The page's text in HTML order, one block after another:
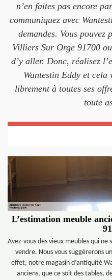
n’en faites pas encore
communiquez avec
demandes. Vous pouvez
Villiers Sur Orge 91700
d’y aller. Donc, réalisez
Wantestin Eddy et cela
librement à toutes ses
toute
L’estimation meuble
Avez-vous des vieux meubles qui ne
vendre. Nous vous suggérerons
effet, notre magasin d’antiquité
anciens, que ce soit des tables,